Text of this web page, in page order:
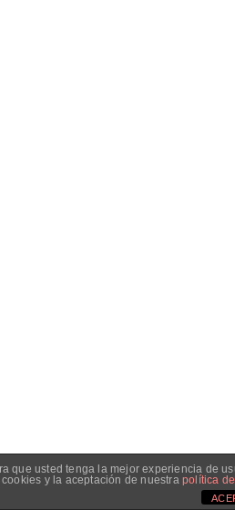
que usted tenga la mejor experiencia de
y la aceptación de nuestrapolítica